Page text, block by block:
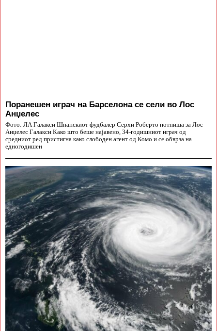
Поранешен играч на Барселона се сели во Лос
Анџелес
Фото: ЛА Галакси Шпанскиот фудбалер Серхи Роберто потпиша за Лос
Анџелес Галакси Како што беше најавено, 34-годишниот играч од
средниот ред пристигна како слободен агент од Комо и се обврза на
едногодишен